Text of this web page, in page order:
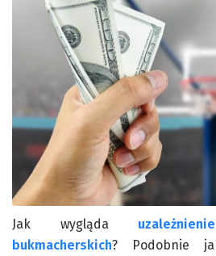
Jak wygląda
bukmacherskich? Podobnie